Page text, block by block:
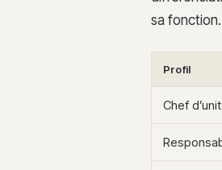
sa fonction.
Profil
Chef